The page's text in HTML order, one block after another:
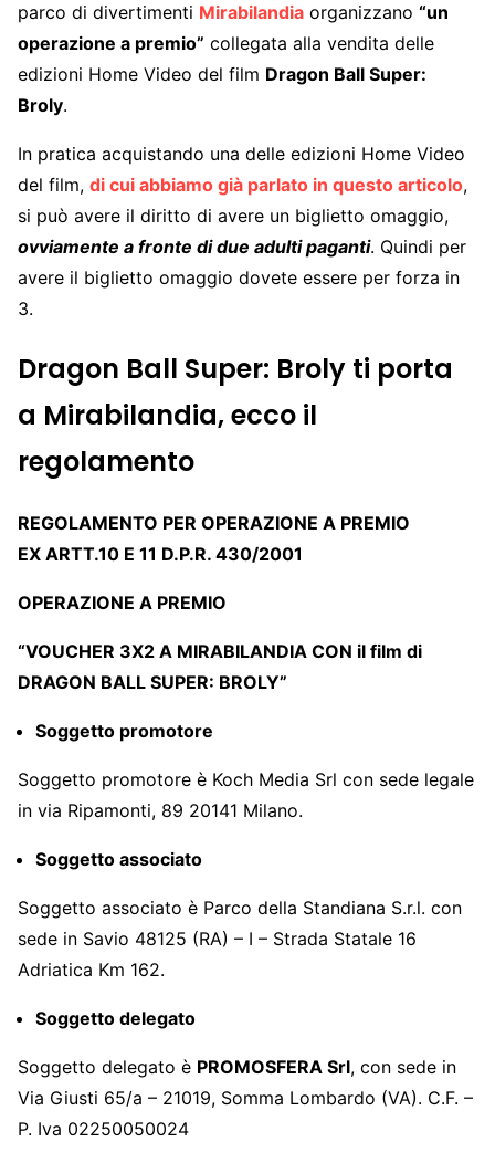
parco di divertimenti Mirabilandia organizzano “un
operazione a premio” collegata alla vendita delle
edizioni Home Video del film Dragon Ball Super:
Broly.
In pratica acquistando una delle edizioni Home Video
del film, di cui abbiamo già parlato in questo articolo,
si può avere il diritto di avere un biglietto omaggio,
ovviamente a fronte di due adulti paganti. Quindi per
avere il biglietto omaggio dovete essere per forza in
3.
Dragon Ball Super: Broly ti porta
a Mirabilandia, ecco il
regolamento
REGOLAMENTO PER OPERAZIONE A PREMIO
EX ARTT.10 E 11 D.P.R. 430/2001
OPERAZIONE A PREMIO
“VOUCHER 3X2 A MIRABILANDIA CON il film di
DRAGON BALL SUPER: BROLY”
Soggetto promotore
Soggetto promotore è Koch Media Srl con sede legale
in via Ripamonti, 89 20141 Milano.
Soggetto associato
Soggetto associato è Parco della Standiana S.r.l. con
sede in Savio 48125 (RA) – I – Strada Statale 16
Adriatica Km 162.
Soggetto delegato
Soggetto delegato è PROMOSFERA Srl, con sede in
Via Giusti 65/a – 21019, Somma Lombardo (VA). C.F. –
P. Iva 02250050024